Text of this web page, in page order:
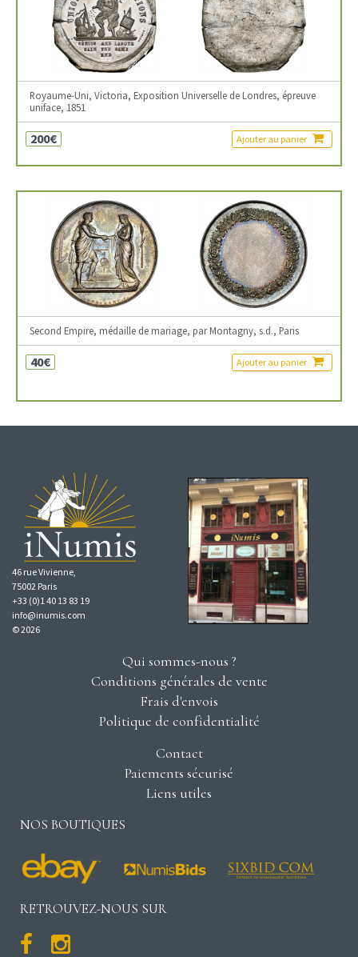
Royaume-Uni, Victoria, Exposition Universelle de Londres, épreuve
uniface, 1851
200€ Ajouter au panier
Second Empire, médaille de mariage, par Montagny, s.d., Paris
40€ Ajouter au panier
46 rue Vivienne,
75002 Paris
+33 (0)1 40 13 83 19
info@inumis.com
© 2026
Qui sommes-nous ?
Conditions générales de vente
Frais d'envois
Politique de confidentialité
Contact
Paiements sécurisé
Liens utiles
NOS BOUTIQUES
RETROUVEZ-NOUS SUR